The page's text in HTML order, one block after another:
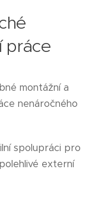
práce
montážní a
nenáročného
spolupráci pro
externí